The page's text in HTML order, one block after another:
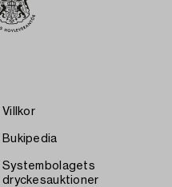
Villkor
Bukipedia
Systembolagets
dryckesauktioner